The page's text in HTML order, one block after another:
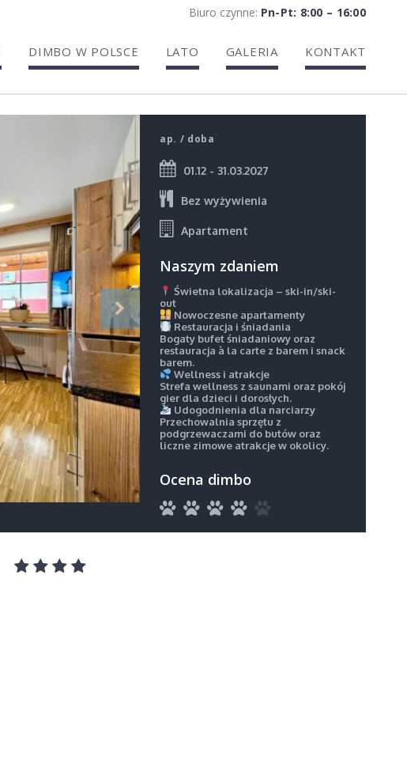
Biuro czynne: Pn-Pt: 8:00 – 16:00
DIMBO W POLSCE LATO GALERIA KONTAKT
ap. / doba
01.12 - 31.03.2027
Bez wyżywienia
Apartament
Naszym zdaniem
Świetna lokalizacja – ski-in/ski-
out
Nowoczesne apartamenty
Restauracja i śniadania
Bogaty bufet śniadaniowy oraz
restauracja à la carte z barem i snack
barem.
Wellness i atrakcje
Strefa wellness z saunami oraz pokój
gier dla dzieci i dorosłych.
Udogodnienia dla narciarzy
Przechowalnia sprzętu z
podgrzewaczami do butów oraz
liczne zimowe atrakcje w okolicy.
Ocena dimbo